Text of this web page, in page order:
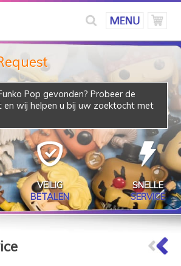
Pop gevonden? Probeer de
en wij helpen u bij uw zoektocht met
VEILIG
BETALEN
SNELLE
SERVICE